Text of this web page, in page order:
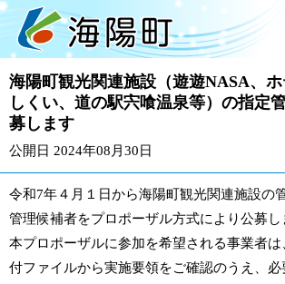
海陽町観光関連施設（遊遊NASA、
しくい、道の駅宍喰温泉等）の指定
募します
公開日 2024年08月30日
令和7年４月１日から海陽町観光関連施設の
管理候補者をプロポーザル方式により公募し
本プロポーザルに参加を希望される事業者
付ファイルから実施要領をご確認のうえ、必